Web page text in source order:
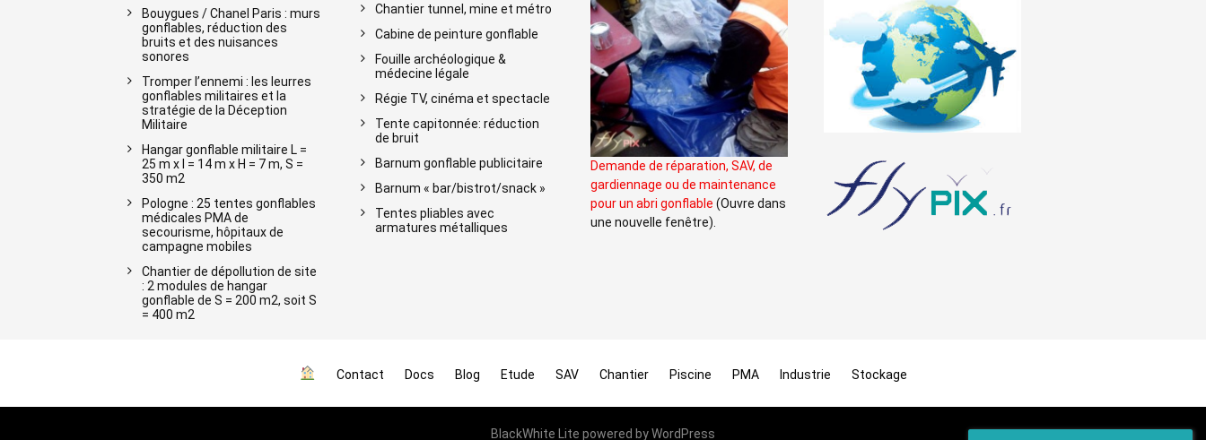
Bouygues / Chanel Paris : murs
gonflables, réduction des
bruits et des nuisances
sonores
Tromper l’ennemi : les leurres
gonflables militaires et la
stratégie de la Déception
Militaire
Hangar gonflable militaire L =
25 m x l = 14 m x H = 7 m, S =
350 m2
Pologne : 25 tentes gonflables
médicales PMA de
secourisme, hôpitaux de
campagne mobiles
Chantier de dépollution de site
: 2 modules de hangar
gonflable de S = 200 m2, soit S
= 400 m2
Chantier tunnel, mine et métro
Cabine de peinture gonflable
Fouille archéologique &
médecine légale
Régie TV, cinéma et spectacle
Tente capitonnée: réduction
de bruit
Barnum gonflable publicitaire
Barnum « bar/bistrot/snack »
Tentes pliables avec
armatures métalliques
Demande de réparation, SAV, de
gardiennage ou de maintenance
pour un abri gonflable (Ouvre dans
une nouvelle fenêtre).
Contact Docs Blog Etude SAV Chantier Piscine PMA Industrie Stockage
BlackWhite Lite powered byWordPress